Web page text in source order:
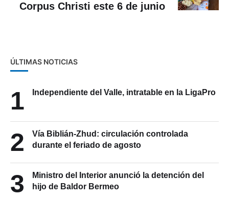
Corpus Christi este 6 de junio
ÚLTIMAS NOTICIAS
1 Independiente del Valle, intratable en la LigaPro
2
Vía Biblián-Zhud: circulación controlada
durante el feriado de agosto
3
Ministro del Interior anunció la detención del
hijo de Baldor Bermeo